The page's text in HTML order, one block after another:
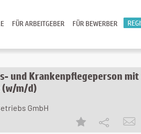
FÜR BEWERBER
FÜR ARBEITGEBER
und Krankenpflegeperson mit
(w/m/d)
GmbH